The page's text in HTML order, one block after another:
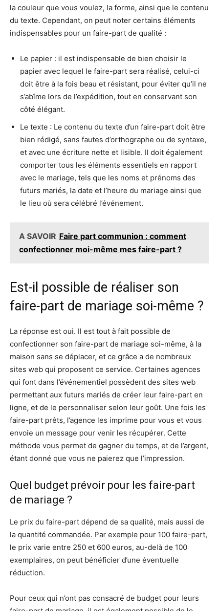
la couleur que vous voulez, la forme, ainsi que le contenu
du texte. Cependant, on peut noter certains éléments
indispensables pour un faire-part de qualité :
Le papier : il est indispensable de bien choisir le
papier avec lequel le faire-part sera réalisé, celui-ci
doit être à la fois beau et résistant, pour éviter qu’il ne
s’abîme lors de l’expédition, tout en conservant son
côté élégant.
Le texte : Le contenu du texte d’un faire-part doit être
bien rédigé, sans fautes d’orthographe ou de syntaxe,
et avec une écriture nette et lisible. Il doit également
comporter tous les éléments essentiels en rapport
avec le mariage, tels que les noms et prénoms des
futurs mariés, la date et l’heure du mariage ainsi que
le lieu où sera célébré l’événement.
A SAVOIR Faire part communion : comment
confectionner moi-même mes faire-part ?
Est-il possible de réaliser son
faire-part de mariage soi-même ?
La réponse est oui. Il est tout à fait possible de
confectionner son faire-part de mariage soi-même, à la
maison sans se déplacer, et ce grâce a de nombreux
sites web qui proposent ce service. Certaines agences
qui font dans l’événementiel possèdent des sites web
permettant aux futurs mariés de créer leur faire-part en
ligne, et de le personnaliser selon leur goût. Une fois les
faire-part prêts, l’agence les imprime pour vous et vous
envoie un message pour venir les récupérer. Cette
méthode vous permet de gagner du temps, et de l’argent,
étant donné que vous ne paierez que l’impression.
Quel budget prévoir pour les faire-part
de mariage ?
Le prix du faire-part dépend de sa qualité, mais aussi de
la quantité commandée. Par exemple pour 100 faire-part,
le prix varie entre 250 et 600 euros, au-delà de 100
exemplaires, on peut bénéficier d’une éventuelle
réduction.
Pour ceux qui n’ont pas consacré de budget pour leurs